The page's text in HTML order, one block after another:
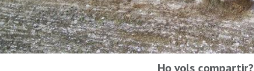
Ho vols compartir?